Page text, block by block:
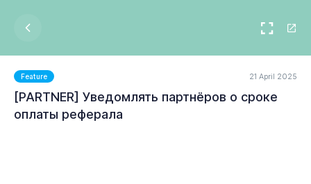
Feature 21 April 2025
[PARTNER] Уведомлять партнёров о сроке
оплаты реферала